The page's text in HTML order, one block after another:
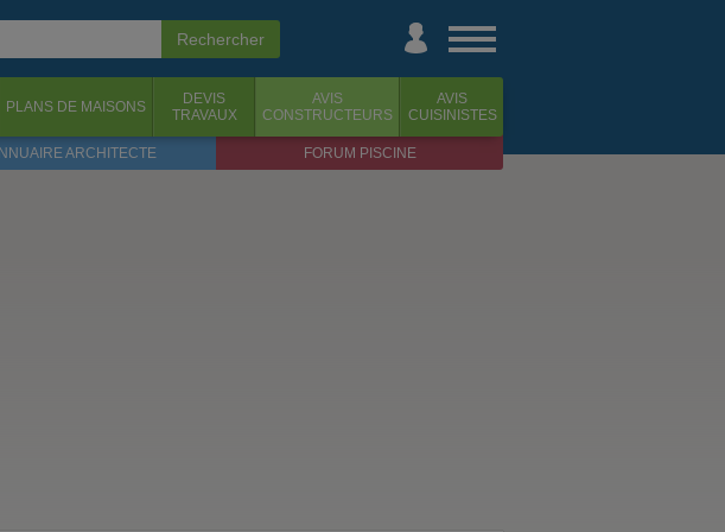
PLANS DE MAISONS
DEVIS
TRAVAUX
AVIS
CONSTRUCTEURS
AVIS
CUISINISTES
ARCHITECTE FORUM PISCINE